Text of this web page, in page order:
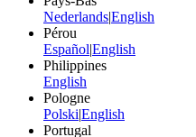
Nederlands|English
Pérou
Español|English
Philippines
English
Pologne
Polski|English
Portugal